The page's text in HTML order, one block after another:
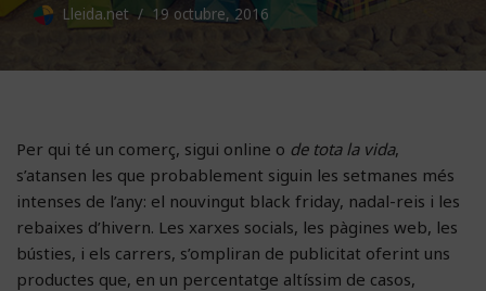
Lleida.net 19 octubre, 2016
Per qui té un comerç, sigui online o de tota la vida,
s’atansen les que probablement siguin les setmanes més
intenses de l’any: el nouvingut black friday, nadal-reis i les
rebaixes d’hivern. Les xarxes socials, les pàgines web, les
bústies, i els carrers, s’ompliran de publicitat oferint uns
productes que, en un percentatge altíssim de casos,